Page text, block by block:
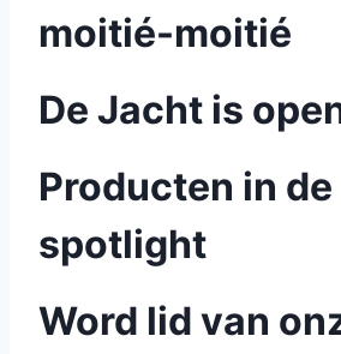
moitié-moitié
De Jacht is
Producten in de
spotlight
Word lid van